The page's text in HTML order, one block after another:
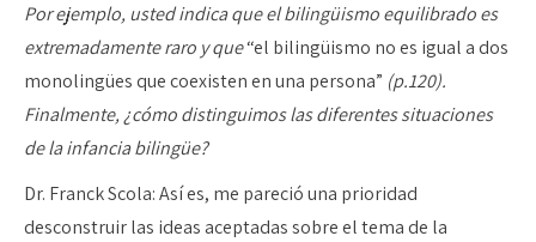
Por ejemplo, usted indica que el bilingüismo equilibrado es
extremadamente raro y que“el bilingüismo no es igual a dos
monolingües que coexisten en una persona” (p.120).
Finalmente, ¿cómo distinguimos las diferentes situaciones
de la infancia bilingüe?
Dr. Franck Scola: Así es, me pareció una prioridad
desconstruir las ideas aceptadas sobre el tema de la